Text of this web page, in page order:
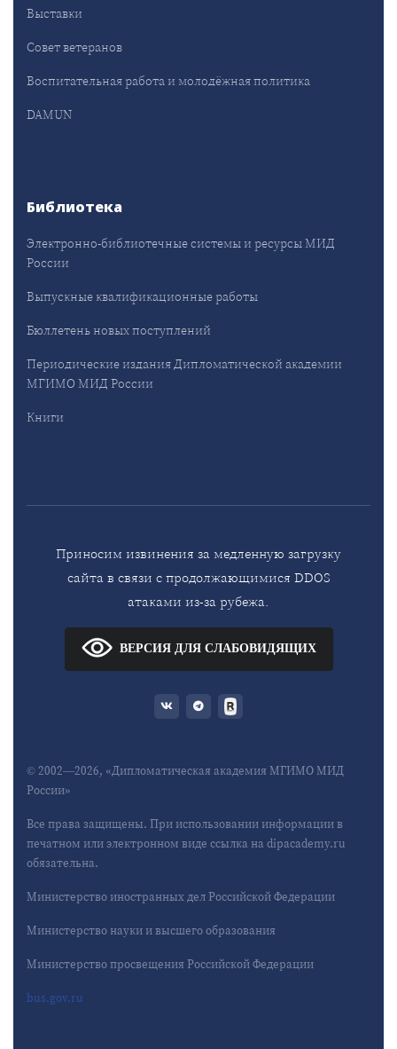
Выставки
Совет ветеранов
Воспитательная работа и молодёжная политика
DAMUN
Библиотека
Электронно-библиотечные системы и ресурсы МИД
России
Выпускные квалификационные работы
Бюллетень новых поступлений
Периодические издания Дипломатической академии
МГИМО МИД России
Книги
Приносим извинения за медленную загрузку
сайта в связи с продолжающимися DDOS
атаками из-за рубежа.
ВЕРСИЯ ДЛЯ СЛАБОВИДЯЩИХ
© 2002—2026, «Дипломатическая академия МГИМО МИД
России»
Все права защищены. При использовании информации в
печатном или электронном виде ссылка на dipacademy.ru
обязательна.
Министерство иностранных дел Российской Федерации
Министерство науки и высшего образования
Министерство просвещения Российской Федерации
bus.gov.ru